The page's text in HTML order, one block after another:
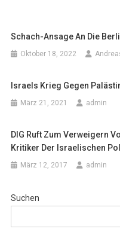
Schach-Ansage An Die
Oktober 18, 2022
Israels Krieg Gegen
März 21, 2021 admin
DIG Ruft Zum Verweigern
Kritiker Der Israelischen
März 12, 2017 admin
Suchen